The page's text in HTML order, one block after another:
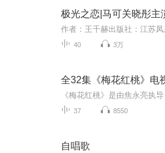
40 3万
37 8550
自唱歌